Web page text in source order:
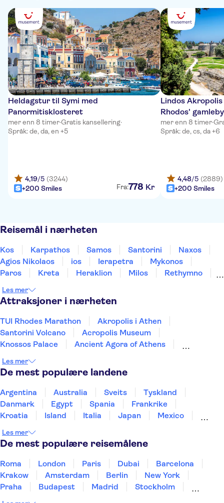
Heldagstur til Symi med
Panormitisklosteret
mer enn 8 timer·Gratis kansellering·
Språk: de, da, en +5
4,19/5 (3244)
+200 Smiles
Fra:778 Kr
Lindos
Rhodos' gamleby
mer enn 8 timer·
Språk: de, cs, da +6
4,48/5 (2889)
+200 Smiles
Reisemål i nærheten
Kos Karpathos Samos Santorini
Naxos
Agios Nikolaos
ios Ierapetra
Mykonos
Paros
Kreta Heraklion Milos
Rethymno
Les mer
Attraksjoner i nærheten
TUI Rhodes Marathon
Akropolis i Athen
Santorini Volcano
Acropolis Museum
Knossos Palace
Ancient Agora of Athens
Oia
Heraklion Archaeological Museum
Archeological Museum of Chania
Athens Archeological Museum
Achilleion Palace
Elafonisi
Paleokastritsa Monastery
Les mer
De mest populære landene
Argentina Australia Sveits
Tyskland
Danmark
Egypt Spania
Frankrike
Kroatia
Island Italia Japan
Mexico
Sverige
Thailand Tyrkia
Les mer
De mest populære reisemålene
Roma London Paris Dubai
Barcelona
Krakow
Amsterdam Berlin
New York
Praha
Budapest Madrid
Stockholm